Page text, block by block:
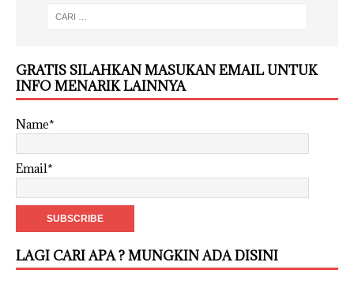
GRATIS SILAHKAN MASUKAN EMAIL UNTUK
INFO MENARIK LAINNYA
Name*
Email*
LAGI CARI APA ? MUNGKIN ADA DISINI